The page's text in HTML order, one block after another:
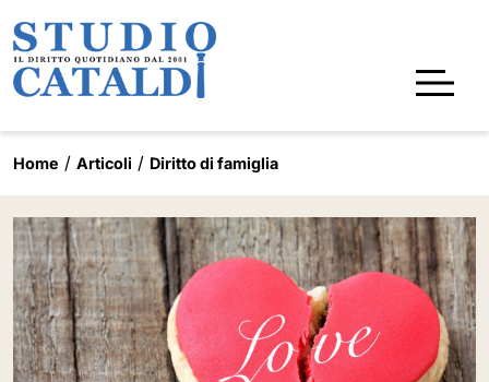
Home Articoli Diritto di famiglia